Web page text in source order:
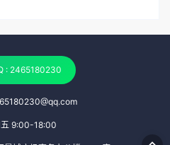
: 2465180230
9:00-18:00